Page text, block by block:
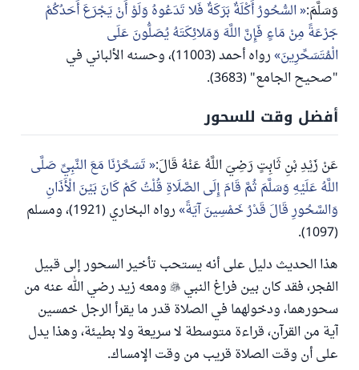
وَسَلَّمَ: السُّحُورُ أَكْلَةٌ بَرَكَةٌ فَلا تَدَعُوهُ وَلَوْ أَنْ يَجْرَعَ أَحَدُكُمْ
جَرْعَةً مِنْ مَاءٍ فَإِنَّ اللَّهَ وَمَلائِكَتَهُ يُصَلُّونَ عَلَى
الْمُتَسَحِّرِينَ
رواه أحمد (11003)، وحسنه الألباني في
"صحيح الجامع" (3683).
أفضل وقت للسحور
عَنْ زَيْدِ بْنِ ثَابِتٍ رَضِيَ اللَّهُ عَنْهُ قَالَ: تَسَحَّرْنَا مَعَ النَّبِيِّ صَلَّى
اللَّهُ عَلَيْهِ وَسَلَّمَ ثُمَّ قَامَ إِلَى الصَّلَاةِ قُلْتُ كَمْ كَانَ بَيْنَ الْأَذَانِ
وَالسَّحُورِ قَالَ قَدْرُ خَمْسِينَ آيَةً
رواه البخاري (1921)، ومسلم
(1097).
هذا الحديث دليل على أنه يستحب تأخير السحور إلى قبيل
الفجر، فقد كان بين فراغ النبيومعه زيد رضي الله عنه من
سحورهما، ودخولهما في الصلاة قدر ما يقرأ الرجل خمسين
آية من القرآن، قراءة متوسطة لا سريعة ولا بطيئة، وهذا يدل
على أن وقت الصلاة قريب من وقت الإمساك.